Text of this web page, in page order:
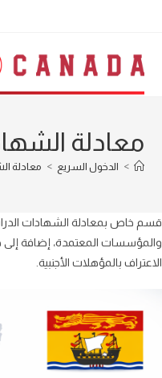
معادلة
> الدخول السريع > معادلة
والمؤسسات المعتمدة، إضافة
الاعتراف بالمؤهلات الأجنبية.